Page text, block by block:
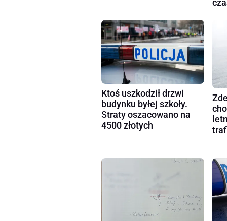
Ktoś uszkodził drzwi
budynku byłej szkoły.
Straty oszacowano na
4500 złotych